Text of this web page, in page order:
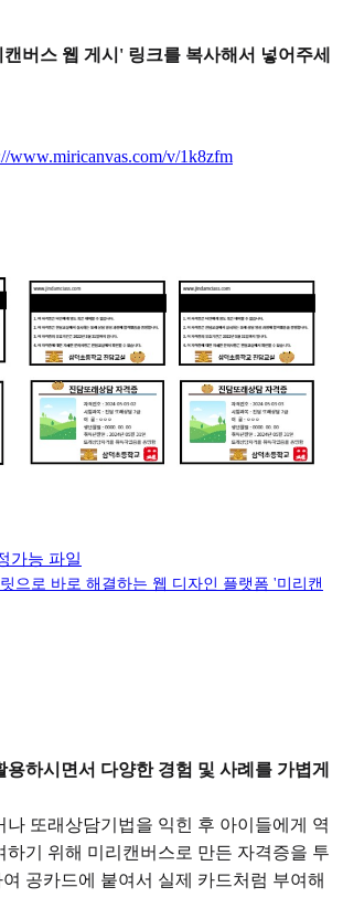
버스 웹 게시' 링크를 복사해서 넣어주세
www.miricanvas.com/v/1k8zfm
가능 파일
으로 바로 해결하는 웹 디자인 플랫폼 '미리캔
하시면서 다양한 경험 및 사례를 가볍게
나 또래상담기법을 익힌 후 아이들에게 역
하기 위해 미리캔버스로 만든 자격증을 투
공카드에 붙여서 실제 카드처럼 부여해